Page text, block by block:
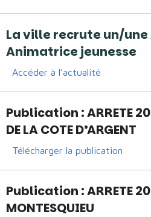
La ville recrute un/
Animatrice jeunesse
Accéder à l’actualité
Publication : ARRETE
DE LA COTE D’ARGENT
Télécharger la publication
Publication : ARRETE
MONTESQUIEU